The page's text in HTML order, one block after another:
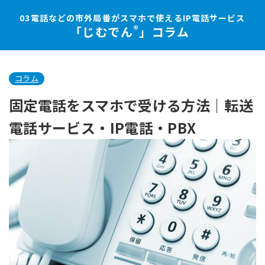
03電話などの市外局番がスマホで使えるIP電話サービス
「じむでん®」コラム
コラム
固定電話をスマホで受ける方法｜転送
電話サービス・IP電話・PBX